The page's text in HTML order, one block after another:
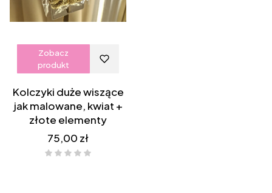
Zobacz
produkt
Kolczyki duże wiszące
jak malowane, kwiat +
złote elementy
Cena
75,00 zł